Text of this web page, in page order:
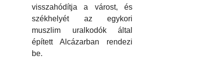
visszahódítja a várost, és
székhelyét az egykori
muszlim uralkodók által
épített Alcázarban rendezi
be.